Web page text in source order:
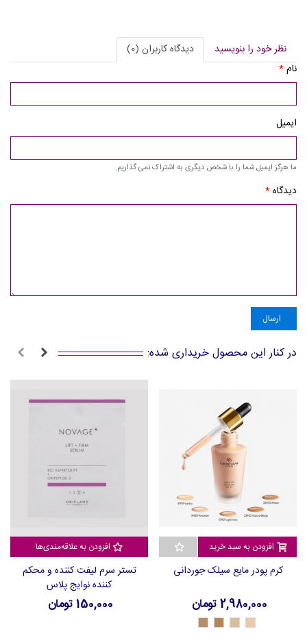
نظر خود را بنویسید
دیدگاه کاربران (0)
نام*
ایمیل
ما هرگز ایمیل شما را با شخص دیگری به اشتراک نمی گذاریم.
دیدگاه*
ارسال
در کنار این محصول خریداری شده:
افزودن به سبد خرید
کرم پودر مایع سیلک جوردانی
2,980,000 تومان
32920
-
32921
-
32922
-
32923
-
افزودن به علاقه‌مندی‌ها
تستر سرم لیفت کننده و محکم
کننده نوایج پلاس
150,000 تومان